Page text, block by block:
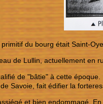
du bourg était Saint-
de Lullin, actuellement en
de "bâtie" à cette
Savoie, fait édifier la
et bien endommagé.